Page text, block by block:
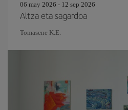
06 may 2026 - 12 sep 2026
Altza eta sagardoa
Tomasene K.E.